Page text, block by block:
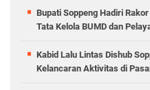
Bupati Soppeng Hadiri
Tata Kelola BUMD dan
Kabid Lalu Lintas Dishub
Kelancaran Aktivitas di